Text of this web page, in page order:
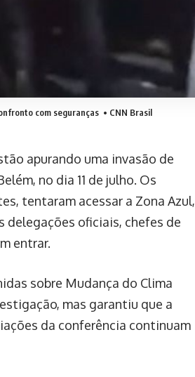
com seguranças • CNN Brasil
apurando uma invasão de
no dia 11 de julho. Os
tentaram acessar a Zona Azul,
delegações oficiais, chefes de
entrar.
sobre Mudança do Clima
mas garantiu que a
da conferência continuam